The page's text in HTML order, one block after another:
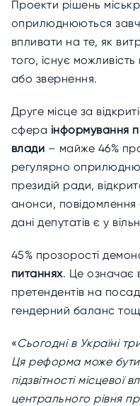
Проекти рішень
оприлюднюються
впливати на те, як
того, існує
або звернення.
Друге місце за
сфера інформування
влади – майже 46%
регулярно
президій ради,
анонси, повідомлення
дані депутатів є у
45% прозорості
питаннях. Це означає
претендентів на
гендерний баланс
«Сьогодні в Україні
Ця реформа може бути
підзвітності
центрального рівня